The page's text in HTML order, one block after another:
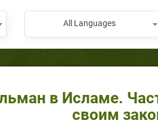
All Languages
в Исламе.
своим